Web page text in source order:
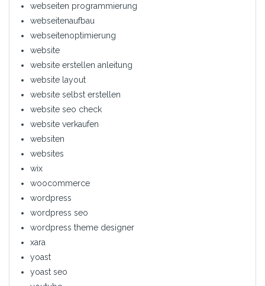
webseiten programmierung
webseitenaufbau
webseitenoptimierung
website
website erstellen anleitung
website layout
website selbst erstellen
website seo check
website verkaufen
websiten
websites
wix
woocommerce
wordpress
wordpress seo
wordpress theme designer
xara
yoast
yoast seo